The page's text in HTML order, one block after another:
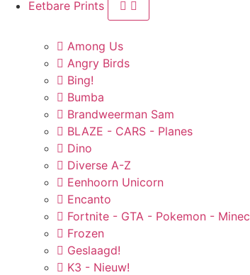
Eetbare Prints
Among Us
Angry Birds
Bing!
Bumba
Brandweerman Sam
BLAZE - CARS - Planes
Dino
Diverse A-Z
Eenhoorn Unicorn
Encanto
Fortnite - GTA - Pokemon - Minec
Frozen
Geslaagd!
K3 - Nieuw!